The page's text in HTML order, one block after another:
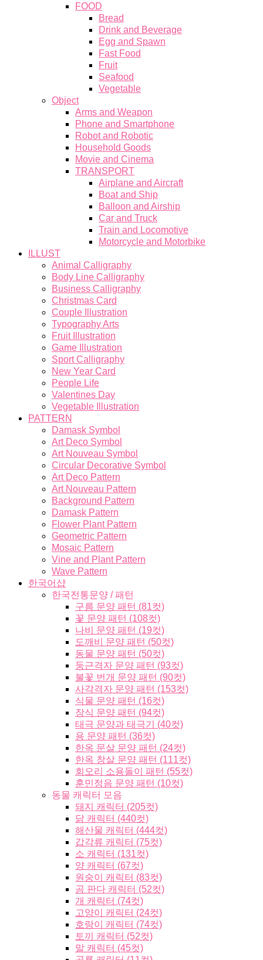
FOOD
Bread
Drink and Beverage
Egg and Spawn
Fast Food
Fruit
Seafood
Vegetable
Object
Arms and Weapon
Phone and Smartphone
Robot and Robotic
Household Goods
Movie and Cinema
TRANSPORT
Airplane and Aircraft
Boat and Ship
Balloon and Airship
Car and Truck
Train and Locomotive
Motorcycle and Motorbike
ILLUST
Animal Calligraphy
Body Line Calligraphy
Business Calligraphy
Christmas Card
Couple Illustration
Typography Arts
Fruit Illustration
Game Illustration
Sport Calligraphy
New Year Card
People Life
Valentines Day
Vegetable Illustration
PATTERN
Damask Symbol
Art Deco Symbol
Art Nouveau Symbol
Circular Decorative Symbol
Art Deco Pattern
Art Nouveau Pattern
Background Pattern
Damask Pattern
Flower Plant Pattern
Geometric Pattern
Mosaic Pattern
Vine and Plant Pattern
Wave Pattern
한국어샵
한국전통문양 / 패턴
구름 문양 패턴 (81컷)
꽃 문양 패턴 (108컷)
나비 문양 패턴 (19컷)
도깨비 문양 패턴 (50컷)
동물 문양 패턴 (50컷)
둥근격자 문양 패턴 (93컷)
불꽃 번개 문양 패턴 (90컷)
사각격자 문양 패턴 (153컷)
식물 문양 패턴 (16컷)
장식 문양 패턴 (94컷)
태극 문양과 태극기 (40컷)
용 문양 패턴 (36컷)
한옥 문살 문양 패턴 (24컷)
한옥 창살 문양 패턴 (111컷)
회오리 소용돌이 패턴 (55컷)
훈민정음 문양 패턴 (10컷)
동물 캐릭터 모음
돼지 캐릭터 (205컷)
닭 캐릭터 (440컷)
해산물 캐릭터 (444컷)
갑각류 캐릭터 (75컷)
소 캐릭터 (131컷)
양 캐릭터 (67컷)
원숭이 캐릭터 (83컷)
곰 판다 캐릭터 (52컷)
개 캐릭터 (74컷)
고양이 캐릭터 (24컷)
호랑이 캐릭터 (74컷)
토끼 캐릭터 (52컷)
말 캐릭터 (45컷)